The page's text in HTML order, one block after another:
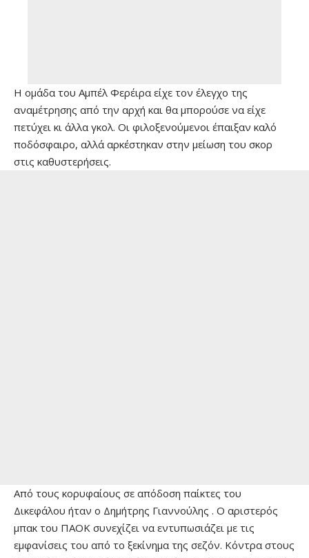
Η ομάδα του Αμπέλ Φερέιρα είχε τον έλεγχο της
αναμέτρησης από την αρχή και θα μπορούσε να είχε
πετύχει κι άλλα γκολ. Οι φιλοξενούμενοι έπαιξαν καλό
ποδόσφαιρο, αλλά αρκέστηκαν στην μείωση του σκορ
στις καθυστερήσεις.
Από τους κορυφαίους σε απόδοση παίκτες του
Δικεφάλου ήταν ο Δημήτρης Γιαννούλης . Ο αριστερός
μπακ του ΠΑΟΚ συνεχίζει να εντυπωσιάζει με τις
εμφανίσεις του από το ξεκίνημα της σεζόν. Κόντρα στους